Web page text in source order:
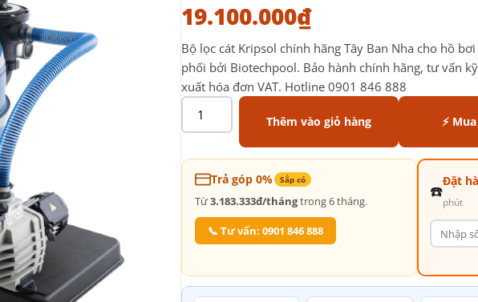
19.100.000₫
Bộ lọc cát Kripsol chính hãng Tây Ban Nha cho hồ
phối bởi Biotechpool. Bảo hành chính hãng, tư vấn
xuất hóa đơn VAT. Hotline 0901 846 888
Thêm vào giỏ hàng ⚡
Trả góp 0% Sắp có
Từ3.183.333đ/thángtrong 6 tháng.
📞 Tư vấn: 0901 846 888
☎️
Đặt
phút